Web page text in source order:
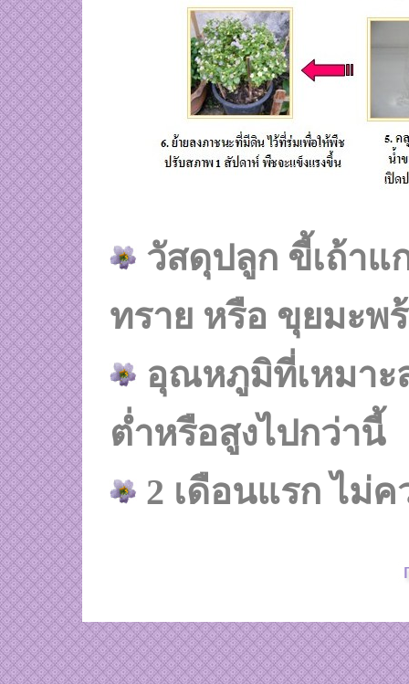
วัสดุปลูก ขี้เถ้า
ทราย หรือ ขุยมะพ
อุณหภูมิที่เหมา
ต่ำหรือสูงไปกว่านี้
2 เดือนแรก ไม่